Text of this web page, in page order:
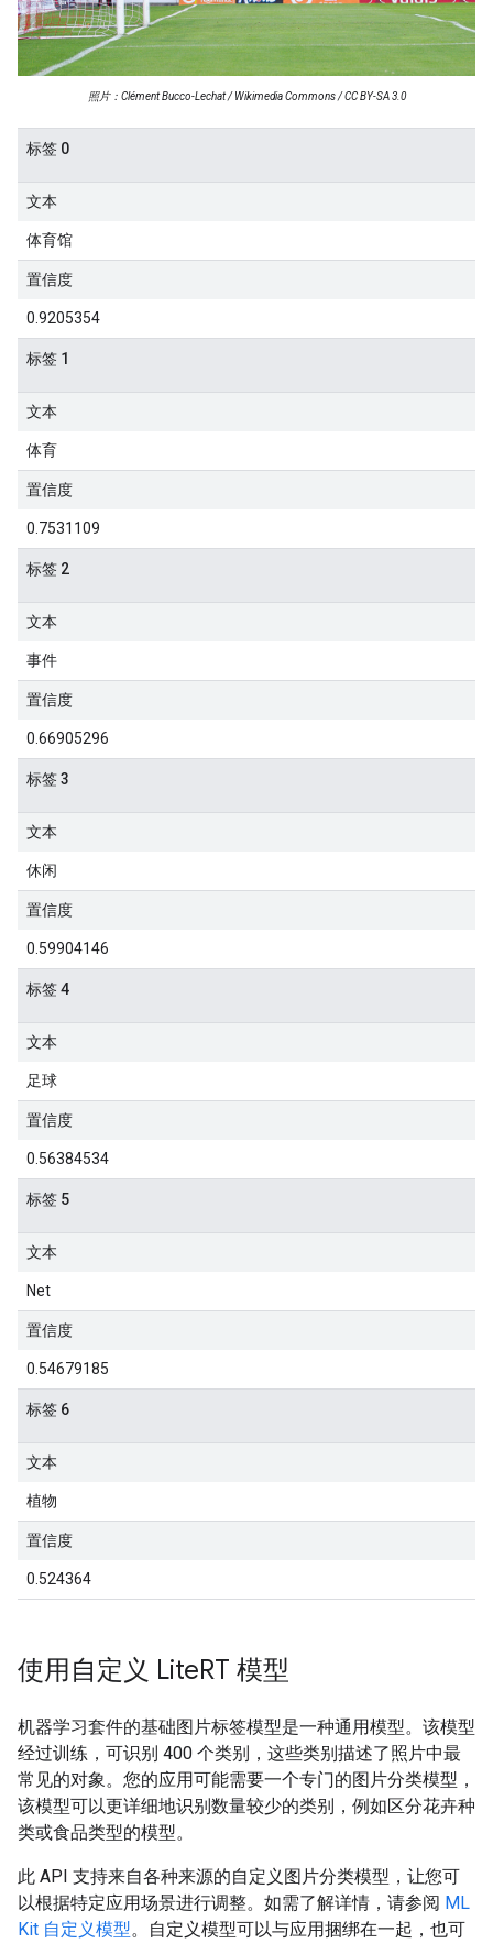
照片：Clément Bucco-Lechat / Wikimedia Commons / CC BY-SA 3.0
标签 0
文本
体育馆
置信度
0.9205354
标签 1
文本
体育
置信度
0.7531109
标签 2
文本
事件
置信度
0.66905296
标签 3
文本
休闲
置信度
0.59904146
标签 4
文本
足球
置信度
0.56384534
标签 5
文本
Net
置信度
0.54679185
标签 6
文本
植物
置信度
0.524364
使用自定义 LiteRT 模型
机器学习套件的基础图片标签模型是一种通用模型。该模型
经过训练，可识别 400 个类别，这些类别描述了照片中最
常见的对象。您的应用可能需要一个专门的图片分类模型，
该模型可以更详细地识别数量较少的类别，例如区分花卉种
类或食品类型的模型。
此 API 支持来自各种来源的自定义图片分类模型，让您可
以根据特定应用场景进行调整。如需了解详情，请参阅 ML
Kit 自定义模型。自定义模型可以与应用捆绑在一起，也可